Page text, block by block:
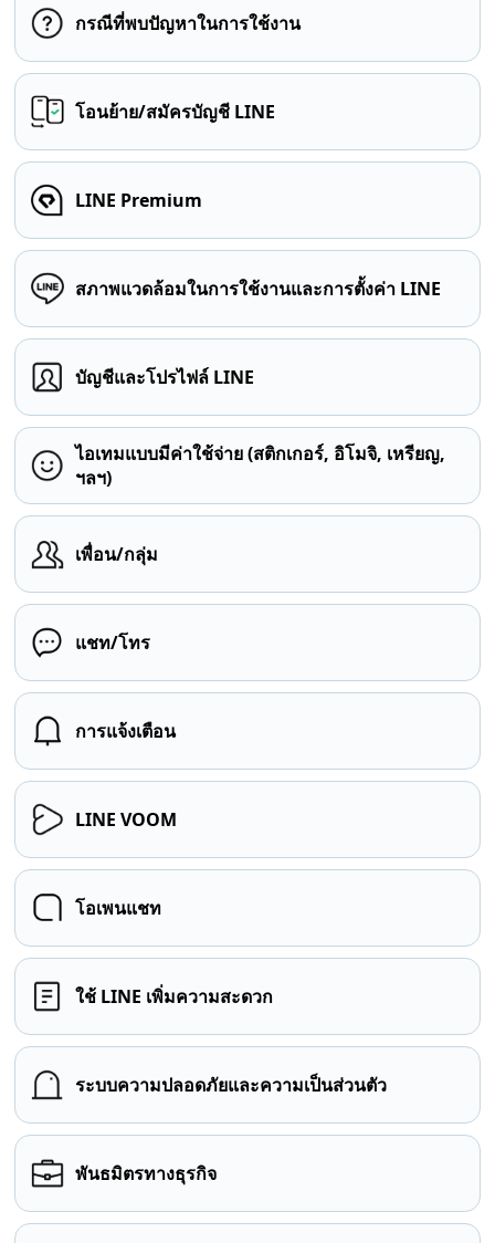
กรณีที่พบปัญหาในการใช้งาน
โอนย้าย/สมัครบัญชี LINE
LINE Premium
สภาพแวดล้อมในการใช้งานและการตั้งค่า LINE
บัญชีและโปรไฟล์ LINE
ไอเทมแบบมีค่าใช้จ่าย (สติกเกอร์, อิโมจิ, เหรียญ,
ฯลฯ)
เพื่อน/กลุ่ม
แชท/โทร
การแจ้งเตือน
LINE VOOM
โอเพนแชท
ใช้ LINE เพิ่มความสะดวก
ระบบความปลอดภัยและความเป็นส่วนตัว
พันธมิตรทางธุรกิจ